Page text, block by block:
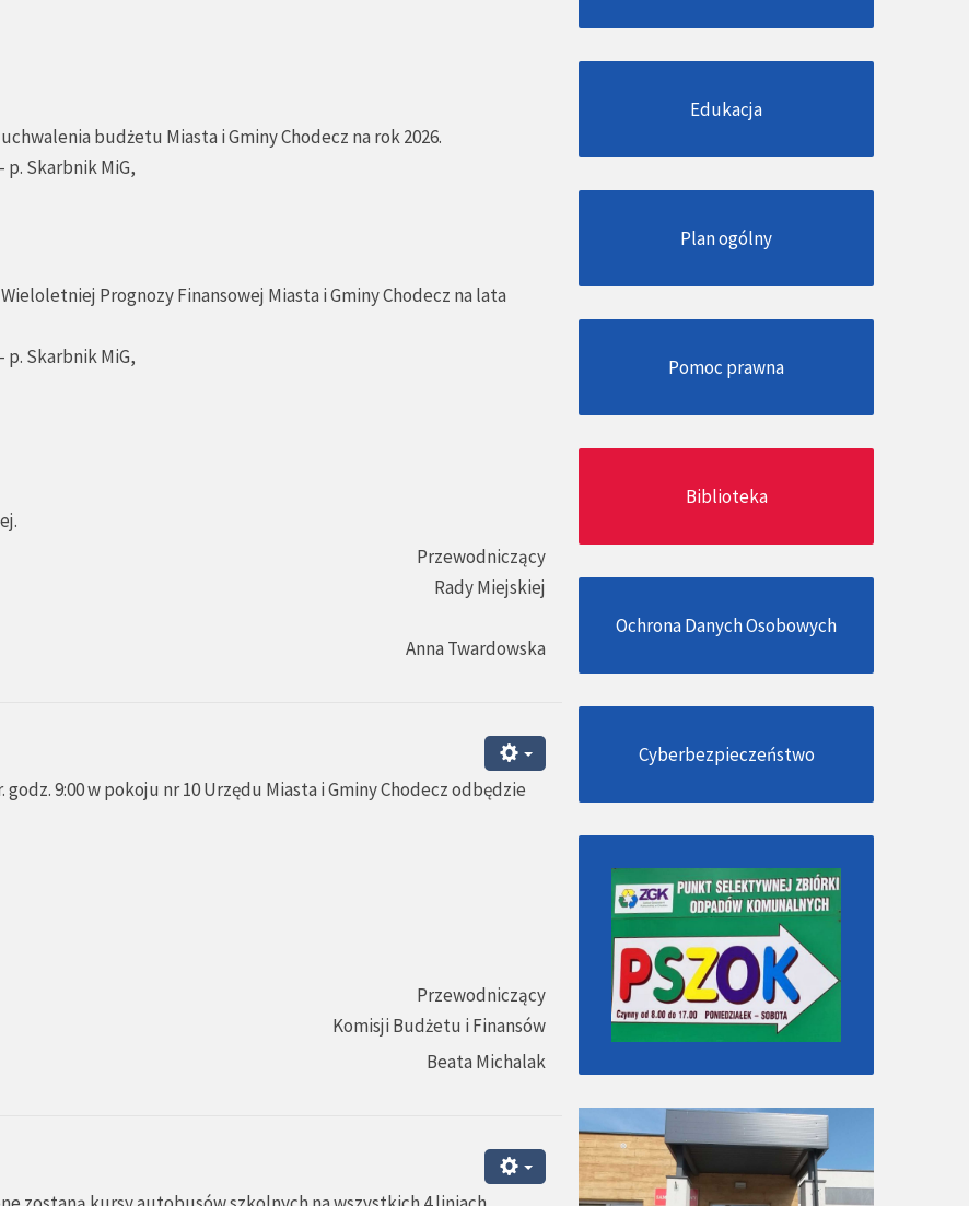
budżetu Miasta i Gminy Chodecz na rok 2026.
Skarbnik MiG,
Prognozy Finansowej Miasta i Gminy Chodecz na lata
Skarbnik MiG,
Przewodniczący
Rady Miejskiej
Anna Twardowska
9:00 w pokoju nr 10 Urzędu Miasta i Gminy Chodecz odbędzie
Przewodniczący
Komisji Budżetu i Finansów
Beata Michalak
Edukacja
Plan ogólny
Pomoc prawna
Biblioteka
Ochrona Danych Osobowych
Cyberbezpieczeństwo